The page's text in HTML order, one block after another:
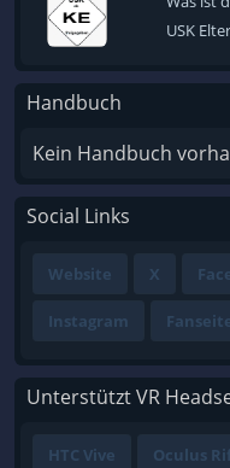
USK
Handbuch
Kein Handbuch
Social Links
Website X
Instagram
Unterstützt VR
HTC Vive Oculus